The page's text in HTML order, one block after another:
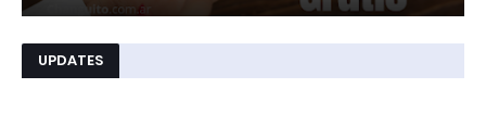
UPDATES